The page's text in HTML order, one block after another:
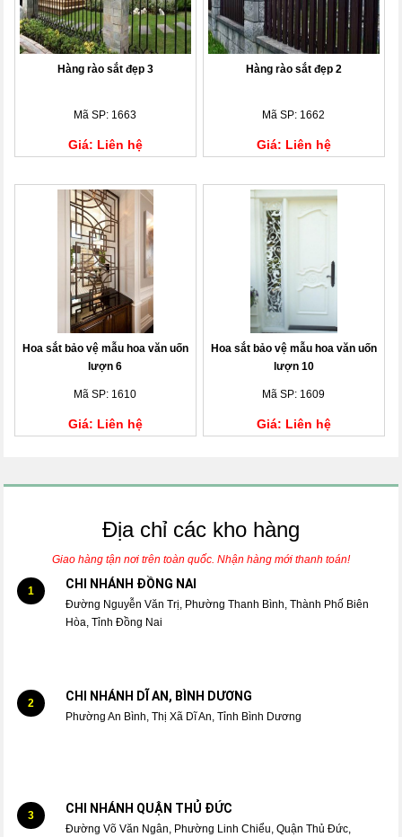
Hàng rào sắt đẹp 3
Mã SP: 1663
Giá: Liên hệ
Hàng rào sắt đẹp 2
Mã SP: 1662
Giá: Liên hệ
Hoa sắt bảo vệ mẫu hoa văn uốn
lượn 6
Mã SP: 1610
Giá: Liên hệ
Hoa sắt bảo vệ mẫu hoa văn uốn
lượn 10
Mã SP: 1609
Giá: Liên hệ
Địa chỉ các kho hàng
Giao hàng tận nơi trên toàn quốc. Nhận hàng mới thanh toán!
1 CHI NHÁNH ĐỒNG NAI
Đường Nguyễn Văn Trị, Phường Thanh Bình, Thành Phố Biên
Hòa, Tỉnh Đồng Nai
2 CHI NHÁNH DĨ AN, BÌNH DƯƠNG
Phường An Bình, Thị Xã Dĩ An, Tỉnh Bình Dương
3 CHI NHÁNH QUẬN THỦ ĐỨC
Đường Võ Văn Ngân, Phường Linh Chiểu, Quận Thủ Đức,